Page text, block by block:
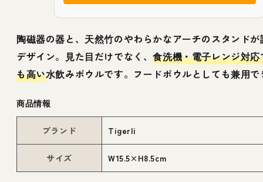
陶磁器の器と、天然竹のやわらかなアーチのスタンド
デザイン。見た目だけでなく、食洗機・電子レンジ対
も高い水飲みボウルです。フードボウルとしても兼用
商品情報
ブランド Tigerli
サイズ W15.5×H8.5cm